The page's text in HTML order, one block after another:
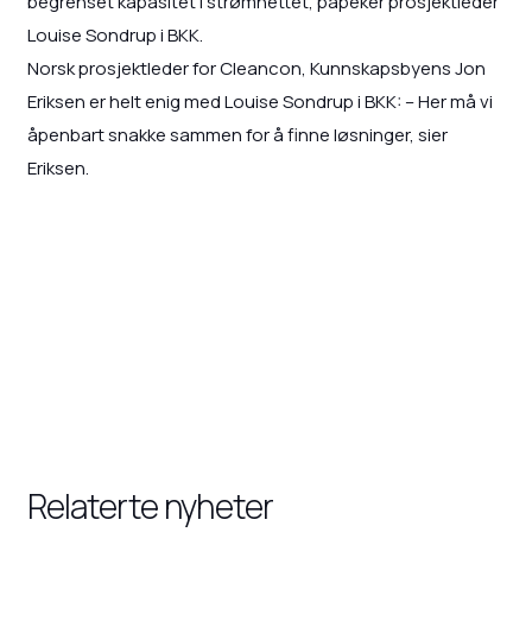
Louise Sondrup i BKK.
Norsk prosjektleder for Cleancon, Kunnskapsbyens Jon
Eriksen er helt enig med Louise Sondrup i BKK: – Her må vi
åpenbart snakke sammen for å finne løsninger, sier
Eriksen.
Relaterte nyheter